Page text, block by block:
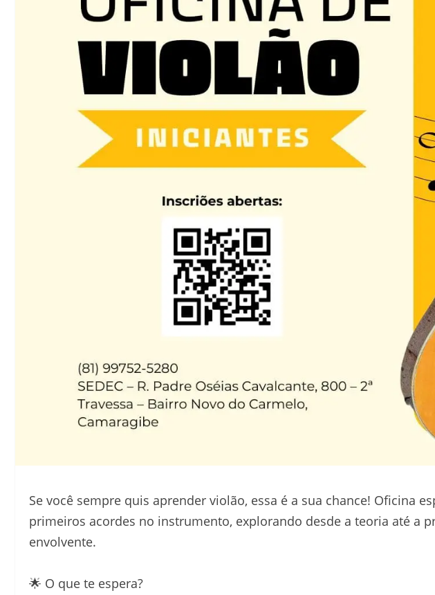
Se você sempre quis aprender violão, essa é a sua chance! Oficina
primeiros acordes no instrumento, explorando desde a teoria até a
envolvente.
🌟 O que te espera?